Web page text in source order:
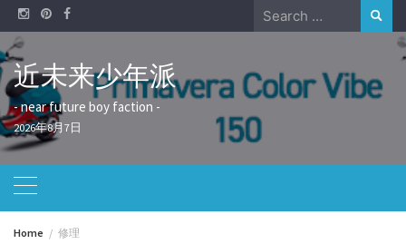
Skip
to
content
Search
for:
近未来少年派
- near future boy faction -
2026年8月7日
Home 修理